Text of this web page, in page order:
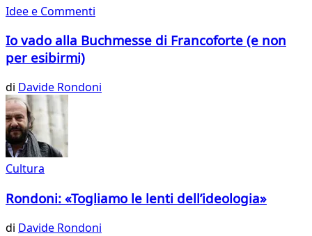
Idee e Commenti
Io vado alla Buchmesse di Francoforte (e non
per esibirmi)
di Davide Rondoni
Cultura
Rondoni: «Togliamo le lenti dell’ideologia»
di Davide Rondoni